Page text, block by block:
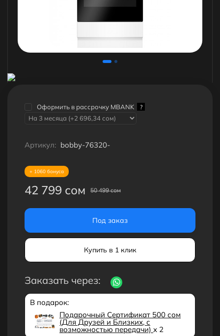
Оформить в рассрочку MBANK ?
Артикул: bobby-76320-
+ 1060 бонуса
42 799 сом 50 499 сом
Под заказ
Купить в 1 клик
Заказать через:
В подарок:
Подарочный Сертификат 500 сом
(Для Друзей и Близких, с
возможностью передачи) x 2